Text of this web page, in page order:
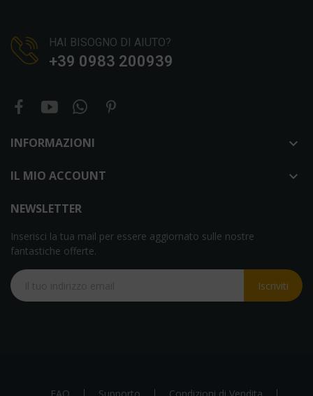
HAI BISOGNO DI AIUTO?
+39 0983 200939
INFORMAZIONI 
IL MIO ACCOUNT 
NEWSLETTER
Inserisci la tua mail per essere aggiornato sulle nostre
fantastiche offerte.
Iscriviti